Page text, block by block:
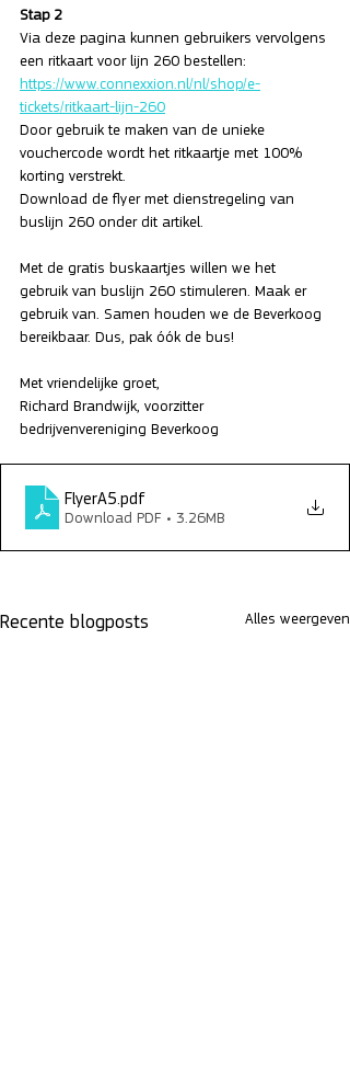
Stap 2
Via deze pagina kunnen gebruikers vervolgens
een ritkaart voor lijn 260 bestellen:
https://www.connexxion.nl/nl/shop/e-
tickets/ritkaart-lijn-260
Door gebruik te maken van de unieke
vouchercode wordt het ritkaartje met 100%
korting verstrekt.
Download de flyer met dienstregeling van
buslijn 260 onder dit artikel.
Met de gratis buskaartjes willen we het
gebruik van buslijn 260 stimuleren. Maak er
gebruik van. Samen houden we de Beverkoog
bereikbaar. Dus, pak óók de bus!
Met vriendelijke groet,
Richard Brandwijk, voorzitter
bedrijvenvereniging Beverkoog
FlyerA5 .pdf
Download PDF • 3.26MB
Recente blogposts Alles weergeven